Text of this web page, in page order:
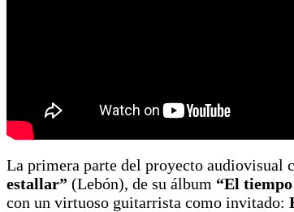
La primera parte del proyecto audiovisual
estallar” (Lebón), de su álbum “El tiempo
con un virtuoso guitarrista como invitado: